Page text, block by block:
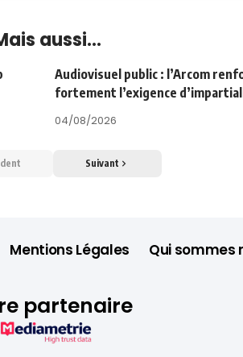
aussi...
Audiovisuel public : l’Arcom
fortement l’exigence
04/08/2026
Suivant
Mentions Légales Qui sommes
partenaire